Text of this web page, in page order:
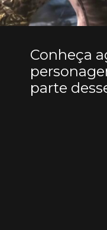
Conheça
parte